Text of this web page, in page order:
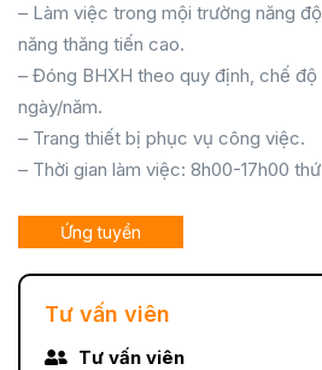
– Làm việc trong mội trường năng
năng thăng tiến cao.
– Đóng BHXH theo quy định, chế độ
ngày/năm.
– Trang thiết bị phục vụ công việc.
– Thời gian làm việc: 8h00-17h00
Ứng tuyển
Tư vấn viên
Tư vấn viên